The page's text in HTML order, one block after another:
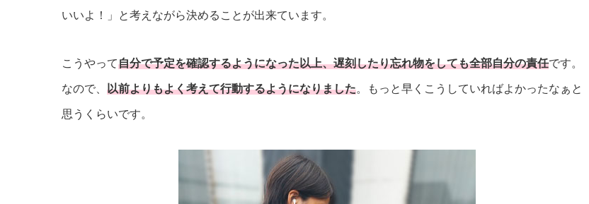
いいよ！」と考えながら決めることが出来ています。
こうやって自分で予定を確認するようになった以上、遅刻したり忘れ物をしても全部自分の責任です。
なので、 以前よりもよく考えて行動するようになりました。もっと早くこうしていればよかったなぁと
思うくらいです。